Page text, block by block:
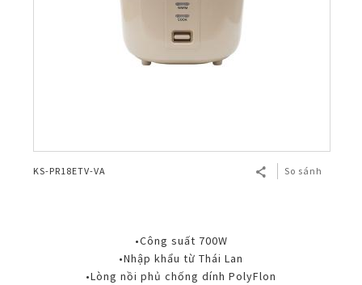
KS-PR18ETV-VA So sánh
•Công suất 700W
•Nhập khẩu từ Thái Lan
•Lòng nồi phủ chống dính PolyFlon